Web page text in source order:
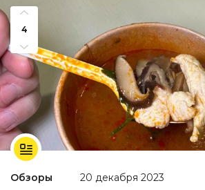
4
Обзоры 20 декабря 2023